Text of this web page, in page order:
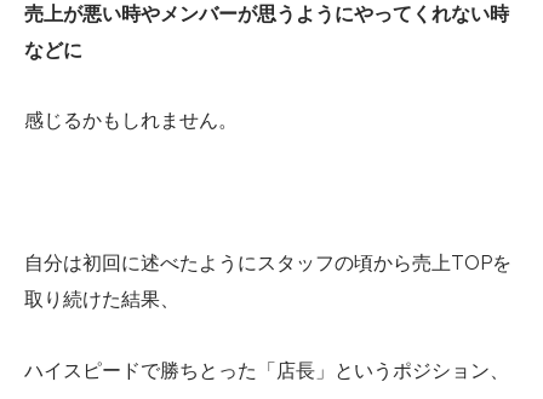
売上が悪い時やメンバーが思うようにやってくれない時
などに
感じるかもしれません。
自分は初回に述べたようにスタッフの頃から売上TOPを
取り続けた結果、
ハイスピードで勝ちとった「店長」というポジション、